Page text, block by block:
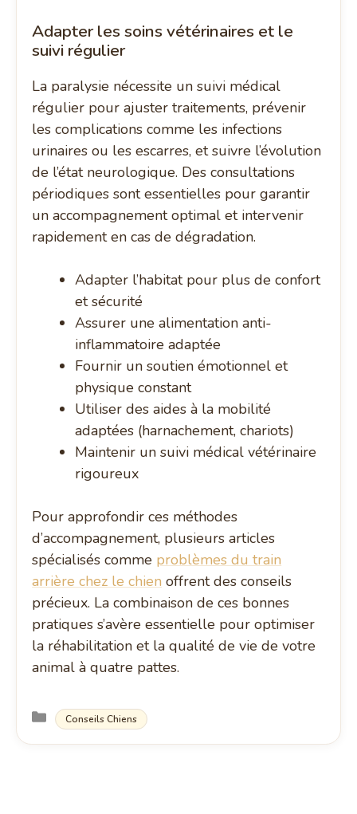
Adapter les soins vétérinaires et le
suivi régulier
La paralysie nécessite un suivi médical
régulier pour ajuster traitements, prévenir
les complications comme les infections
urinaires ou les escarres, et suivre l’évolution
de l’état neurologique. Des consultations
périodiques sont essentielles pour garantir
un accompagnement optimal et intervenir
rapidement en cas de dégradation.
Adapter l’habitat pour plus de confort
et sécurité
Assurer une alimentation anti-
inflammatoire adaptée
Fournir un soutien émotionnel et
physique constant
Utiliser des aides à la mobilité
adaptées (harnachement, chariots)
Maintenir un suivi médical vétérinaire
rigoureux
Pour approfondir ces méthodes
d’accompagnement, plusieurs articles
spécialisés comme problèmes du train
arrière chez le chien offrent des conseils
précieux. La combinaison de ces bonnes
pratiques s’avère essentielle pour optimiser
la réhabilitation et la qualité de vie de votre
animal à quatre pattes.
Catégories
Conseils Chiens